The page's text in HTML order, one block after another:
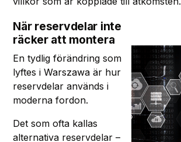
När reservdelar inte
räcker att montera
En tydlig förändring som
lyftes i Warszawa är hur
reservdelar används i
moderna fordon.
Det som ofta kallas
alternativa reservdelar –